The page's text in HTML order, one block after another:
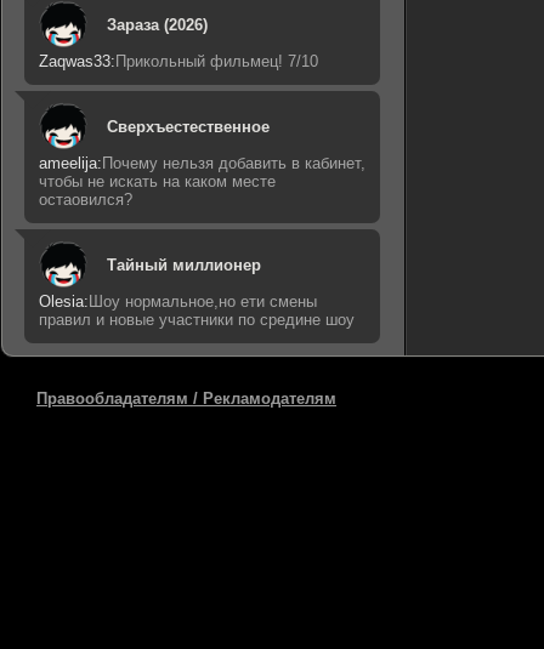
Зараза (2026)
Zaqwas33: Прикольный фильмец! 7/10
Сверхъестественное
ameelija: Почему нельзя добавить в кабинет,
чтобы не искать на каком месте
остаовился?
Тайный миллионер
Olesia: Шоу нормальное,но ети смены
правил и новые участники по средине шоу
Правообладателям / Рекламодателям